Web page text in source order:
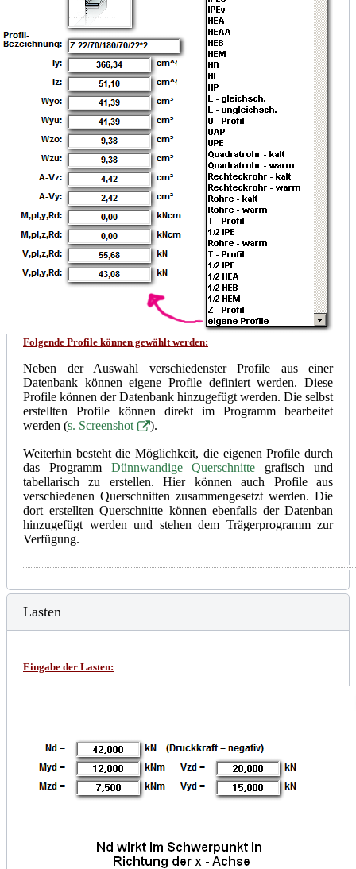
Folgende Profile können gewählt werden:
Neben der Auswahl verschiedenster Profile aus einer
Datenbank können eigene Profile definiert werden. Diese
Profile können der Datenbank hinzugefügt werden. Die selbst
erstellten Profile können direkt im Programm bearbeitet
werden (s. Screenshot ).
Weiterhin besteht die Möglichkeit, die eigenen Profile durch
das Programm Dünnwandige Querschnitte grafisch und
tabellarisch zu erstellen. Hier können auch Profile aus
verschiedenen Querschnitten zusammengesetzt werden. Die
dort erstellten Querschnitte können ebenfalls der Datenban
hinzugefügt werden und stehen dem Trägerprogramm zur
Verfügung.
Lasten
Eingabe der Lasten: